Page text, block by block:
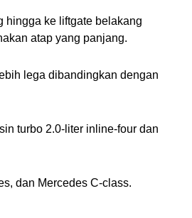
hingga ke liftgate belakang
atap yang panjang.
lega dibandingkan dengan
turbo 2.0-liter inline-four dan
dan Mercedes C-class.